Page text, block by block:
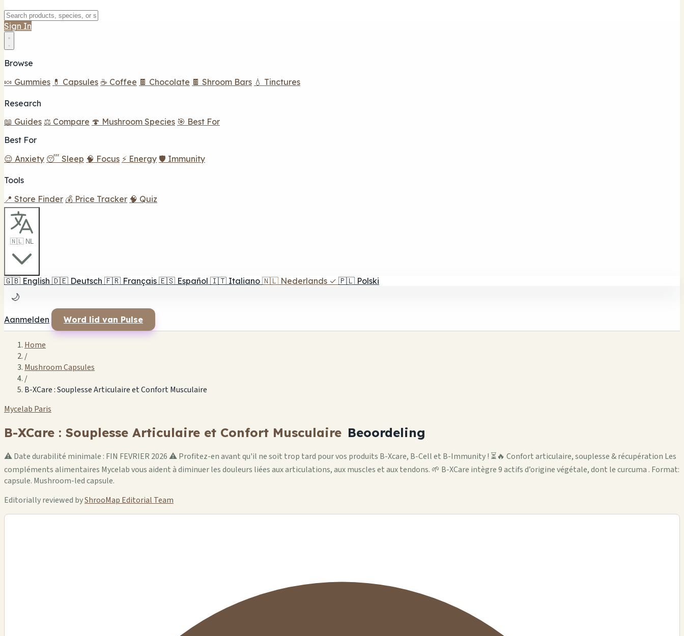
Sign In
Browse
🍬 Gummies 💊 Capsules ☕ Coffee 🍫 Chocolate 🍫 Shroom Bars 💧 Tinctures
Research
📖 Guides ⚖️ Compare 🍄 Mushroom Species 🎯 Best For
Best For
😌 Anxiety 😴 Sleep 🧠 Focus ⚡ Energy 🛡️ Immunity
Tools
📍 Store Finder 💰 Price Tracker 🧠 Quiz
🇳🇱 NL
🇬🇧 English 🇩🇪 Deutsch 🇫🇷 Français 🇪🇸 Español 🇮🇹 Italiano 🇳🇱 Nederlands ✓ 🇵🇱 Polski
🌙
Aanmelden Word lid van Pulse
Home
/
Mushroom Capsules
/
B-XCare : Souplesse Articulaire et Confort Musculaire
Mycelab Paris
B-XCare : Souplesse Articulaire et Confort Musculaire Beoordeling
⚠️ Date durabilité minimale : FIN FEVRIER 2026 ⚠️ Profitez-en avant qu'il ne soit trop tard pour vos produits B-Xcare, B-Cell et B-Immunity ! ⏳🔥 Confort articulaire, souplesse & récupération Les
compléments alimentaires Mycelab vous aident à diminuer les douleurs liées aux articulations, aux muscles et aux tendons. 🌱 B-XCare intègre 9 actifs d’origine végétale, dont le curcuma . Format:
capsule. Mushroom-led capsule.
Editorially reviewed byShrooMap Editorial Team